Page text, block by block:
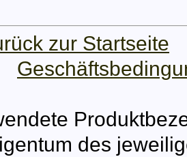
zur Startseite
des